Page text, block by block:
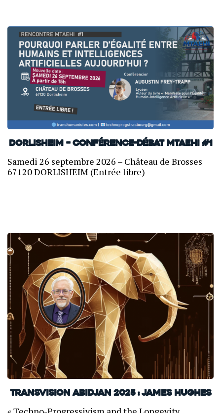
Dorlisheim – Conférence-débat MTAEHI #1
Samedi 26 septembre 2026 – Château de Brosses
67120 DORLISHEIM (Entrée libre)
TransVision Abidjan 2025 : James Hughes